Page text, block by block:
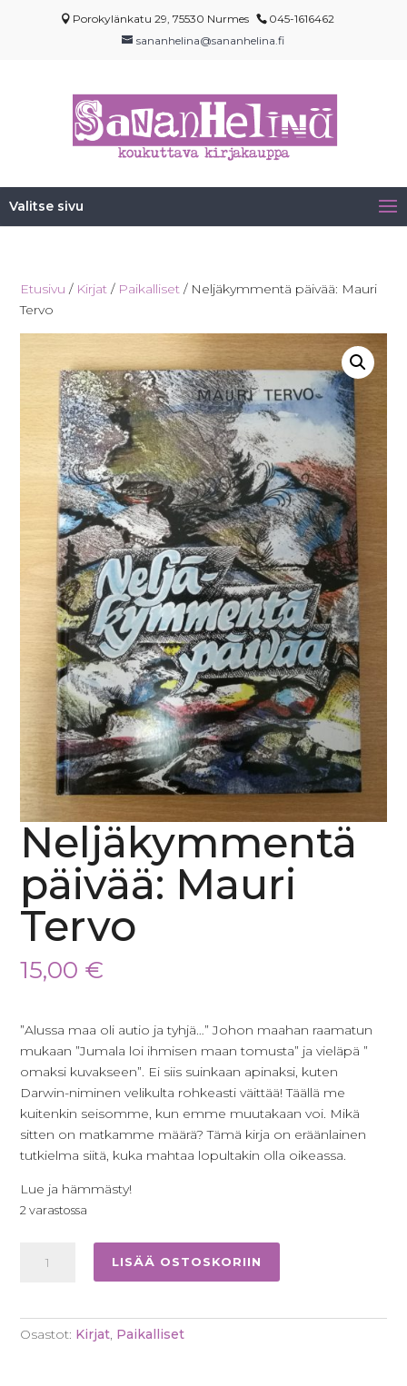
Porokylänkatu 29, 75530 Nurmes
045-1616462
sananhelina@sananhelina.fi
Valitse sivu
Etusivu / Kirjat / Paikalliset / Neljäkymmentä päivää: Mauri
Tervo
Neljäkymmentä
päivää: Mauri
Tervo
15,00 €
”Alussa maa oli autio ja tyhjä…” Johon maahan raamatun
mukaan ”Jumala loi ihmisen maan tomusta” ja vieläpä ”
omaksi kuvakseen”. Ei siis suinkaan apinaksi, kuten
Darwin-niminen velikulta rohkeasti väittää! Täällä me
kuitenkin seisomme, kun emme muutakaan voi. Mikä
sitten on matkamme määrä? Tämä kirja on eräänlainen
tutkielma siitä, kuka mahtaa lopultakin olla oikeassa.
Lue ja hämmästy!
2 varastossa
päivää:
määrä
LISÄÄ OSTOSKORIIN
Osastot: Kirjat Paikalliset